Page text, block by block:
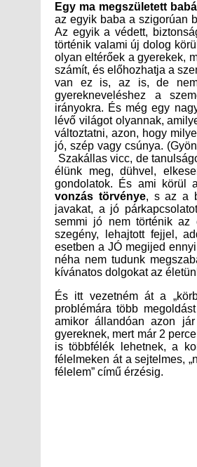
Egy ma megszületett
gondolatok. És ami körül
vonzás törvénye, s az a
javakat, a
semmi jó
szegény,
esetben a
néha nem
kívánatos dolgokat az
És itt vezetném át a
félelem” című érzésig.